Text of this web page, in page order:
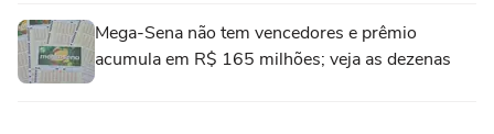
Mega-Sena não tem vencedores e prêmio
acumula em R$ 165 milhões; veja as dezenas